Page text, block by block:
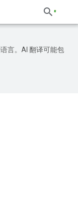
言。AI 翻译可能包